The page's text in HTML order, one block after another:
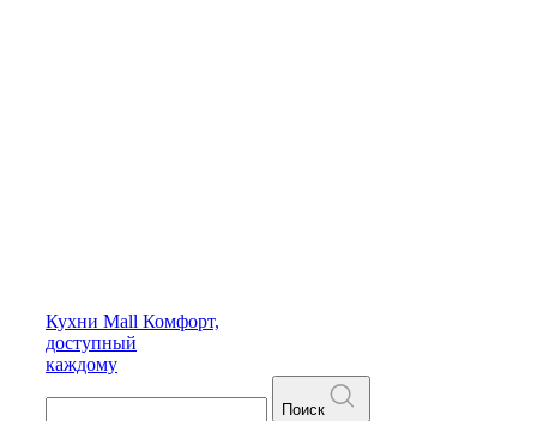
Кухни Mall Комфорт,
доступный
каждому
Поиск